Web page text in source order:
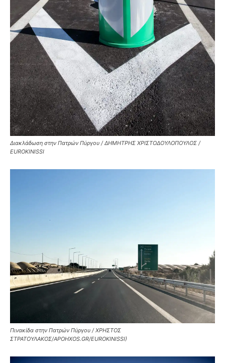
Διακλάδωση στην Πατρών Πύργου / ΔΗΜΗΤΡΗΣ ΧΡΙΣΤΟΔΟΥΛΟΠΟΥΛΟΣ /
EUROKINISSI
Πινακίδα στην Πατρών Πύργου / ΧΡΗΣΤΟΣ
ΣΤΡΑΤΟΥΛΑΚΟΣ/APOHXOS.GR/EUROKINISSI)